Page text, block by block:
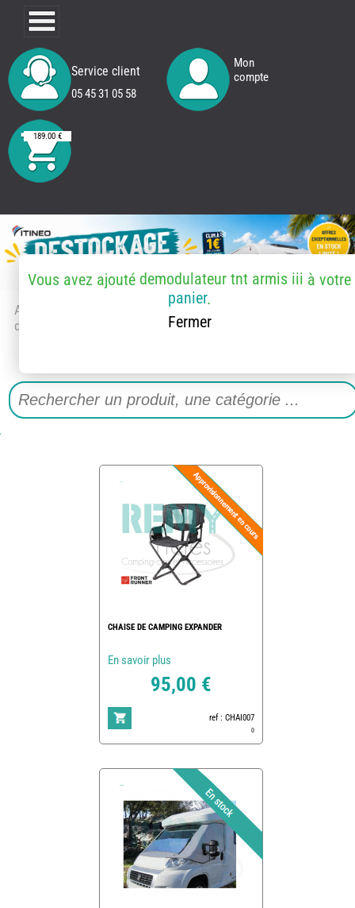
Service client
05 45 31 05 58
Mon
compte
189.00 €
Accueil
> Accessoires et pièces
détachées
Vous avez ajouté demodulateur tnt armis iii à votre
panier.
Fermer
CHAISE DE CAMPING EXPANDER
En savoir plus
95,00 €
ref : CHAI007
0